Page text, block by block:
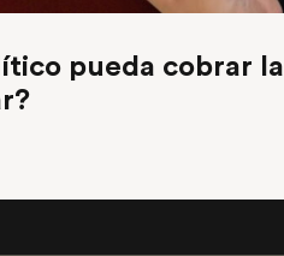
pueda cobrar la